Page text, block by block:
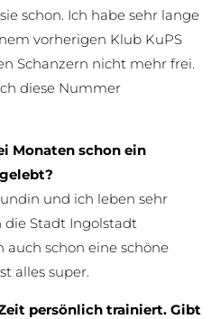
schon. Ich habe sehr lange
vorherigen Klub KuPS
Schanzern nicht mehr frei.
diese Nummer
Monaten schon ein
und ich leben sehr
die Stadt Ingolstadt
schon eine schöne
alles super.
persönlich trainiert. Gibt